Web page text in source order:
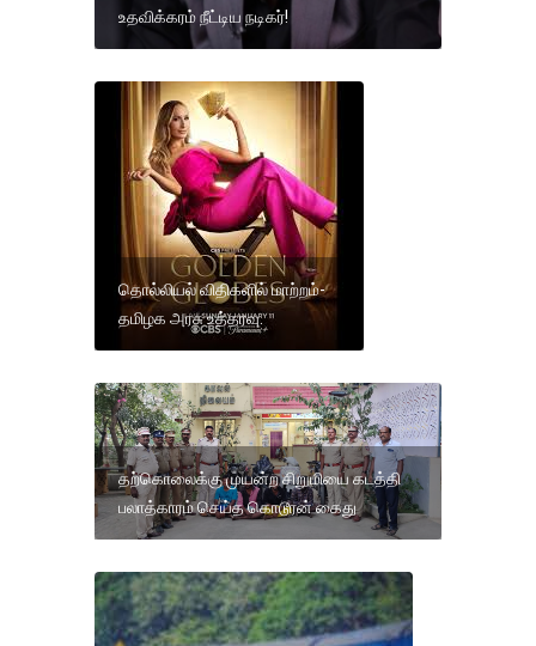
உதவிக்கரம் நீட்டிய நடிகர்!
தொல்லியல் விதிகளில் மாற்றம்-
தமிழக அரசு உத்தரவு.
தற்கொலைக்கு முயன்ற சிறுமியை கடத்தி
பலாத்காரம் செய்த கொடூரன் கைது